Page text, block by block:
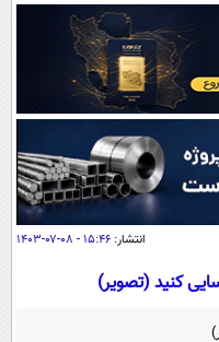
انتشار: ۱۵:۴۶ - ۰۸-۰۷-۱۴۰۳
کنید ‏(تصویر)